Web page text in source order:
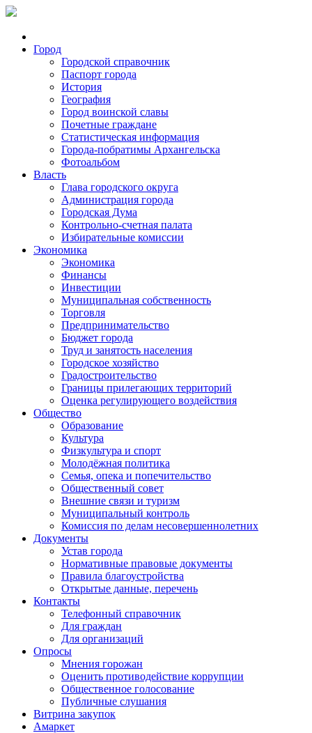
Город
Городской справочник
Паспорт города
История
География
Город воинской славы
Почетные граждане
Статистическая информация
Города-побратимы Архангельска
Фотоальбом
Власть
Глава городского округа
Администрация города
Городская Дума
Контрольно-счетная палата
Избирательные комиссии
Экономика
Экономика
Финансы
Инвестиции
Муниципальная собственность
Торговля
Предпринимательство
Бюджет города
Труд и занятость населения
Городское хозяйство
Градостроительство
Границы прилегающих территорий
Оценка регулирующего воздействия
Общество
Образование
Культура
Физкультура и спорт
Молодёжная политика
Семья, опека и попечительство
Общественный совет
Внешние связи и туризм
Муниципальный контроль
Комиссия по делам несовершеннолетних
Документы
Устав города
Нормативные правовые документы
Правила благоустройства
Открытые данные, перечень
Контакты
Телефонный справочник
Для граждан
Для организаций
Опросы
Мнения горожан
Оценить противодействие коррупции
Общественное голосование
Публичные слушания
Витрина закупок
Амаркет